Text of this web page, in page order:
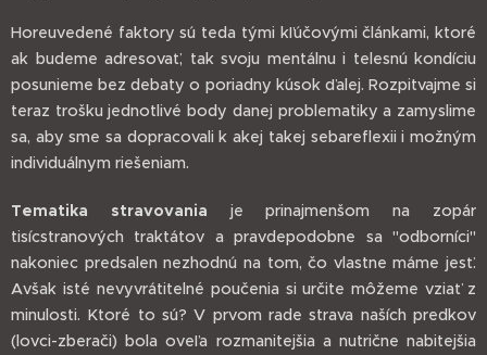
Horeuvedené faktory sú teda tými kľúčovými článkami, ktoré
ak budeme adresovať, tak svoju mentálnu i telesnú kondíciu
posunieme bez debaty o poriadny kúsok ďalej. Rozpitvajme si
teraz trošku jednotlivé body danej problematiky a zamyslime
sa, aby sme sa dopracovali k akej takej sebareflexii i možným
individuálnym riešeniam.
Tematika stravovania je prinajmenšom na zopár
tisícstranových traktátov a pravdepodobne sa "odborníci"
nakoniec predsalen nezhodnú na tom, čo vlastne máme jesť.
Avšak isté nevyvrátitelné poučenia si určite môžeme vziať z
minulosti. Ktoré to sú? V prvom rade strava naších predkov
(lovci-zberači) bola oveľa rozmanitejšia a nutrične nabitejšia